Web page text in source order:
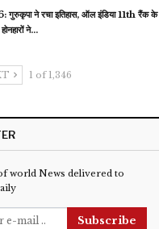
ने रचा इतिहास, ऑल इंडिया 11th रैंक के
ने…
1 of 1,346
world News delivered to
Subscribe